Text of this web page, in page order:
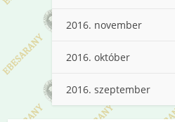
2016. november
2016. október
2016. szeptember